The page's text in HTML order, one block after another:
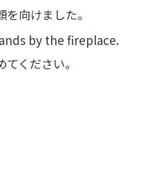
向けました。
by the fireplace.
ください。